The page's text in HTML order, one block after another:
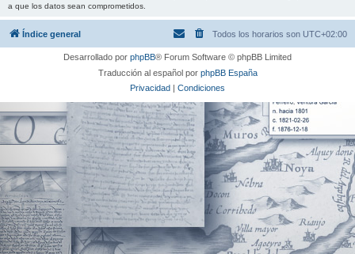
a que los datos sean comprometidos.
Índice general Todos los horarios son UTC+02:00
Desarrollado por phpBB® Forum Software © phpBB Limited
Traducción al español por phpBB España
Privacidad | Condiciones